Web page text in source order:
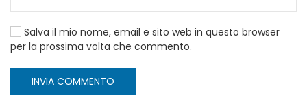
Salva il mio nome, email e sito web in questo browser
per la prossima volta che commento.
INVIA COMMENTO